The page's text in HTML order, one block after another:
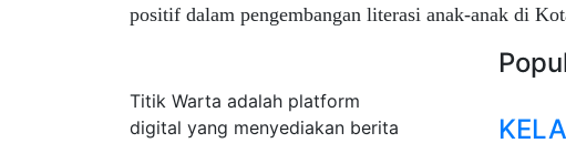
positif dalam pengembangan literasi anak-anak di
Titik Warta adalah platform
digital yang menyediakan berita